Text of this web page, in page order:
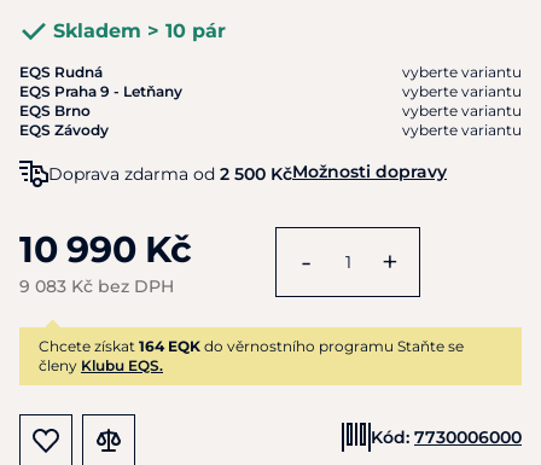
Skladem > 10 pár
EQS Rudná
vyberte variantu
EQS Praha 9 - Letňany
vyberte variantu
EQS Brno
vyberte variantu
EQS Závody
vyberte variantu
Doprava zdarma od 2 500 KčMožnosti dopravy
10 990 Kč
9 083 Kč bez DPH
- +
Chcete získat 164 EQK do věrnostního programu Staňte se
členy Klubu EQS.
Kód: 7730006000